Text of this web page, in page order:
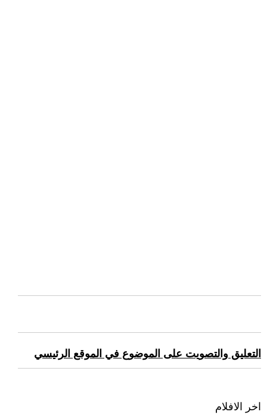
التعليق والتصويت على الموضوع في الموقع الرئيسي
اخر الافلام